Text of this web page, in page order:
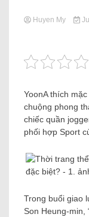
Huyen My
YoonA thích
chuộng phong
chiếc quần
phối hợp Sport
Trong buổi giao
Son Heung-min,